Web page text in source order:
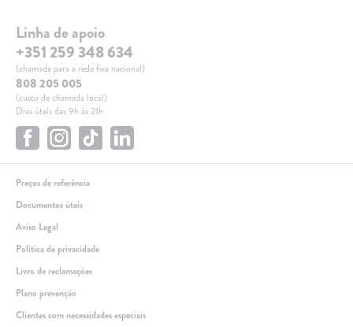
Linha de apoio
+351 259 348 634
(chamada para a rede fixa nacional)
808 205 005
(custo de chamada local)
Dias úteis das 9h às 21h
Preços de referência
Documentos úteis
Aviso Legal
Política de privacidade
Livro de reclamações
Plano prevenção
Clientes com necessidades especiais